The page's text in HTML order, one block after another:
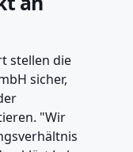
stellen die
sicher,
"Wir